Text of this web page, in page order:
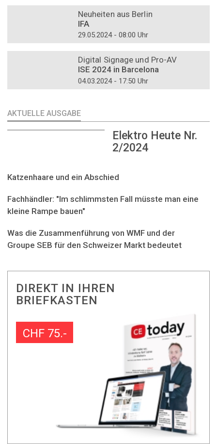
Neuheiten aus Berlin
IFA
29.05.2024 - 08:00 Uhr
Digital Signage und Pro-AV
ISE 2024 in Barcelona
04.03.2024 - 17:50 Uhr
AKTUELLE AUSGABE
Elektro Heute Nr.
2/2024
Katzenhaare und ein Abschied
Fachhändler: "Im schlimmsten Fall müsste man eine
kleine Rampe bauen"
Was die Zusammenführung von WMF und der
Groupe SEB für den Schweizer Markt bedeutet
DIREKT IN IHREN
BRIEFKASTEN
CHF 75.-